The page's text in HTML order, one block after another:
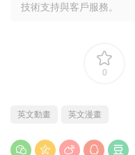
技術支持與客戶服務。
0
英文動畫 英文漫畫